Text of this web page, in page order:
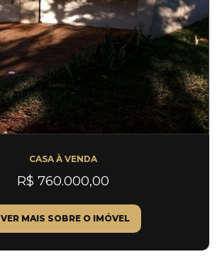
CASA À VENDA
R$ 760.000,00
VER MAIS SOBRE O IMÓVEL